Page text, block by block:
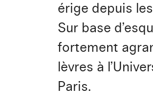
érige depuis
Sur base
fortement
lèvres à
Paris.